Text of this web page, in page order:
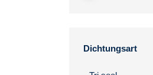
Dichtungsart